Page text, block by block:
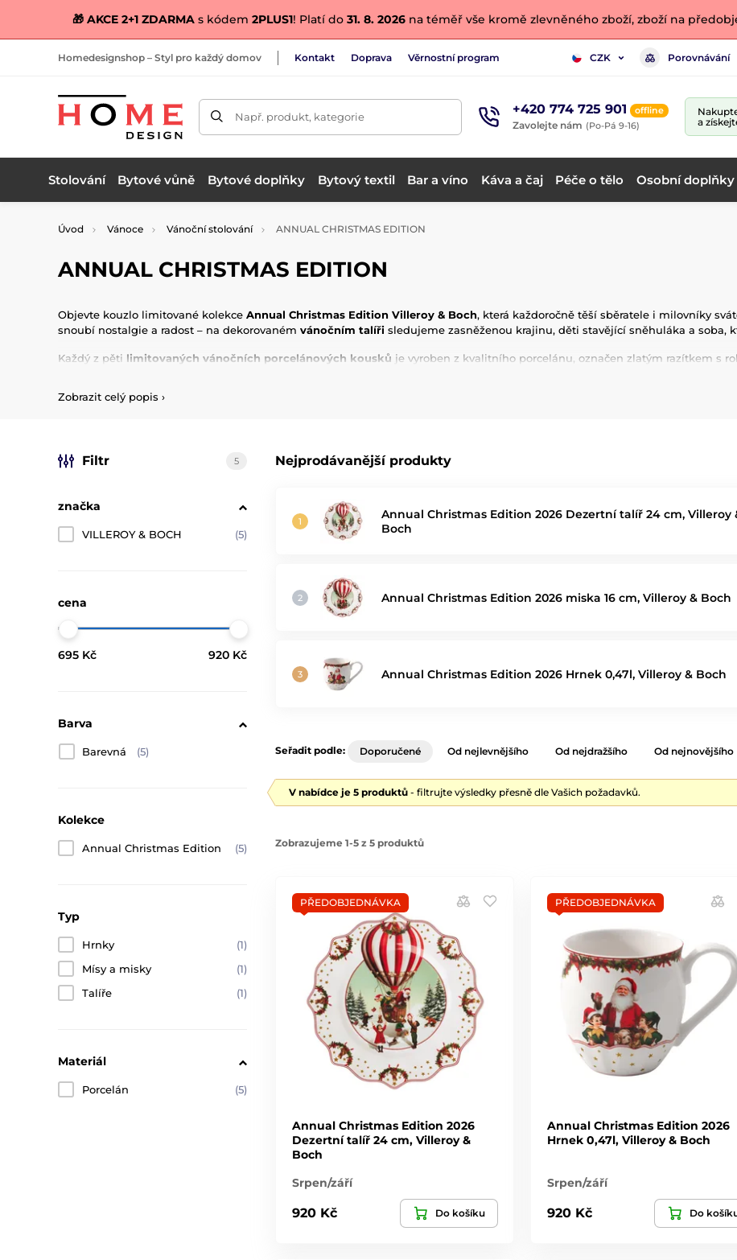
🎁 AKCE 2+1 ZDARMAs kódem 2PLUS1! Platí do31. 8. 2026na téměř vše kromě zlevněného zboží, zboží na
Homedesignshop – Styl pro každý domov Kontakt Doprava Věrnostní program CZK Porovnávání
Např. produkt, kategorie +420 774 725 901 offline
Zavolejte nám (Po-Pá 9-16)
a
Stolování Bytové vůně Bytové doplňky Bytový textil Bar a víno Káva a čaj Péče o tělo Osobní doplňky
Úvod Vánoce Vánoční stolování ANNUAL CHRISTMAS EDITION
ANNUAL CHRISTMAS EDITION
Objevte kouzlo limitované kolekce Annual Christmas Edition Villeroy & Boch, která každoročně těší sběratele i milovníky
snoubí nostalgie a radost – na dekorovaném vánočním talíři sledujeme zasněženou krajinu, děti stavějící sněhuláka a soba,
Každý z pěti limitovaných vánočních porcelánových kousků je vyroben z kvalitního porcelánu, označen zlatým razítkem s
Vytvořte si doma sváteční atmosféru s jedinečnými kousky z edice
Zobrazit celý popis ›
Nejprodávanější produkty
Annual Christmas Edition 2026 Dezertní talíř 24 cm, Villeroy
Boch
Annual Christmas Edition 2026 miska 16 cm, Villeroy & Boch
Annual Christmas Edition 2026 Hrnek 0,47l, Villeroy & Boch
Filtr 5
značka
VILLEROY & BOCH (5)
cena
695 Kč 920 Kč
Barva
Barevná (5)
Kolekce
Annual Christmas Edition (5)
Typ
Hrnky
(1)
Mísy a misky
(1)
Talíře
(1)
Materiál
Porcelán (5)
Seřadit podle: Doporučené Od nejlevnějšího Od nejdražšího Od nejnovějšího
V nabídce je 5 produktů - filtrujte výsledky přesně dle Vašich požadavků.
Zobrazujeme 1-5 z 5 produktů
PŘEDOBJEDNÁVKA
Annual Christmas Edition 2026
Dezertní talíř 24 cm, Villeroy &
Boch
Srpen/září
920 Kč Do košíku
PŘEDOBJEDNÁVKA
Annual Christmas Edition 2026
Hrnek 0,47l, Villeroy & Boch
Srpen/září
920 Kč Do